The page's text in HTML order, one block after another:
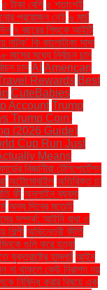
৫ টাকা বেশি ৫ শতাংশই
প্রয়োজন নেই ৬ মার্চ
৭ বছরের শিশুকে আইটি
নাটক’ কি কালোটাকা সাদা
মধ্যে নির্বাচন চান
চান AI American
Rewards Best
CuteBabies
Account Trump
Trump Coin:
(2026 Guide)
Cup Run Just
Means
বিজ্ঞানীরা টেলিপোর্টেশন
অটোমোবাইল অতিরিক্ত চা
কী অনলাইন ব্যবসা
অন্য দিনের মতোই
সম্পর্ক: আইনি বাধা ও
শিল্পী অভিনেত্রী কীর্তি
গুলি করে হত্যা
হামলা! আইন
না থাকলে কেউ নিরাপদ নয়
নিষিদ্ধ করার বিষয়ে এক